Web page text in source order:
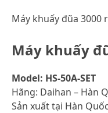
Máy khuấy đũa 3000
Máy khuấy
Model: HS-50A-SET
Hãng: Daihan – Hàn
Sản xuất tại Hàn Quốc